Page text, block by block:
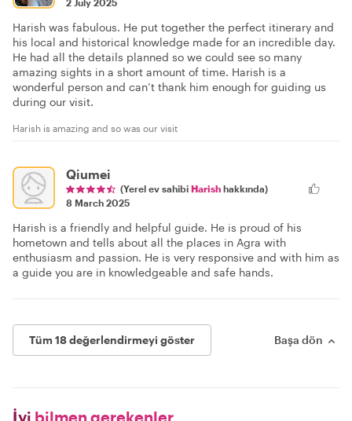
2 July 2025
Harish was fabulous. He put together the perfect itinerary and
his local and historical knowledge made for an incredible day.
He had all the details planned so we could see so many
amazing sights in a short amount of time. Harish is a
wonderful person and can’t thank him enough for guiding us
during our visit.
Harish is amazing and so was our visit
Qiumei
(Yerel ev sahibi Harish hakkında)
8 March 2025
Harish is a friendly and helpful guide. He is proud of his
hometown and tells about all the places in Agra with
enthusiasm and passion. He is very responsive and with him as
a guide you are in knowledgeable and safe hands.
Tüm 18 değerlendirmeyi göster Başa dön